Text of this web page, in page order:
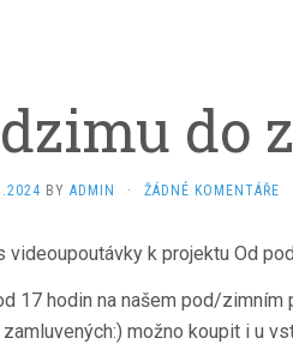
do
BY ADMIN · ŽÁDNÉ KOMENTÁŘE
k projektu Od
17 hodin na našem pod/
možno koupit i u